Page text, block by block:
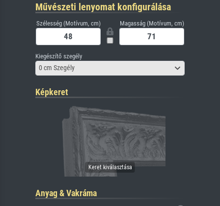
Művészeti lenyomat konfigurálása
Szélesség (Motívum, cm) Magasság (Motívum, cm)
Kiegészítő szegély
0 cm Szegély
Képkeret
Anyag & Vakráma